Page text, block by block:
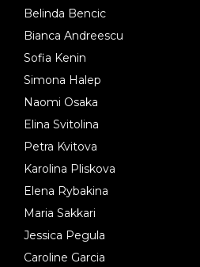
Belinda Bencic
Bianca Andreescu
Sofia Kenin
Simona Halep
Naomi Osaka
Elina Svitolina
Petra Kvitova
Karolina Pliskova
Elena Rybakina
Maria Sakkari
Jessica Pegula
Caroline Garcia